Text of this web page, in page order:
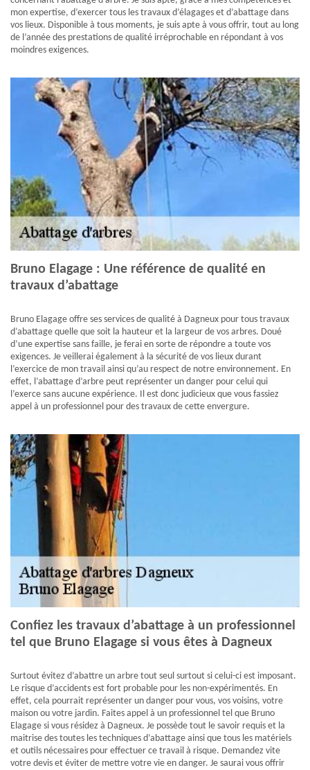
mon expertise, d’exercer tous les travaux d’élagages et d’abattage dans
vos lieux. Disponible à tous moments, je suis apte à vous offrir, tout au long
de l’année des prestations de qualité irréprochable en répondant à vos
moindres exigences.
Bruno Elagage : Une référence de qualité en
travaux d’abattage
Bruno Elagage offre ses services de qualité à Dagneux pour tous travaux
d’abattage quelle que soit la hauteur et la largeur de vos arbres. Doué
d’une expertise sans faille, je ferai en sorte de répondre a toute vos
exigences. Je veillerai également à la sécurité de vos lieux durant
l’exercice de mon travail ainsi qu’au respect de notre environnement. En
effet, l’abattage d’arbre peut représenter un danger pour celui qui
l’exerce sans aucune expérience. Il est donc judicieux que vous fassiez
appel à un professionnel pour des travaux de cette envergure.
Confiez les travaux d’abattage à un professionnel
tel que Bruno Elagage si vous êtes à Dagneux
Surtout évitez d’abattre un arbre tout seul surtout si celui-ci est imposant.
Le risque d’accidents est fort probable pour les non-expérimentés. En
effet, cela pourrait représenter un danger pour vous, vos voisins, votre
maison ou votre jardin. Faites appel à un professionnel tel que Bruno
Elagage si vous résidez à Dagneux. Je possède tout le savoir requis et la
maitrise des toutes les techniques d’abattage ainsi que tous les matériels
et outils nécessaires pour effectuer ce travail à risque. Demandez vite
votre devis et éviter de mettre votre vie en danger. Je saurai vous offrir